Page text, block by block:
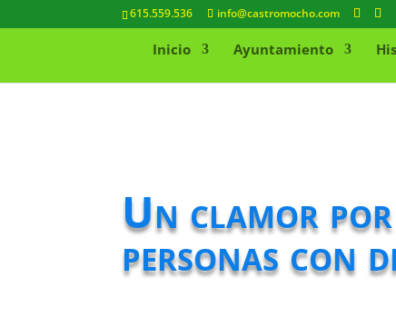
615.559.536 info@castromocho.com
Inicio Ayuntamiento
Un clamor
personas con